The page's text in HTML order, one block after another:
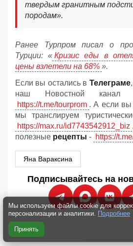
твердым гранитным
породам».
Ранее Турпром писал о
Турции: « Кризис еды в
цены взлетели на 68% ».
Если вы остались в Телеграме
наш Новостной
https://t.me/tourprom . А если
мы транслируем
https://max.ru/id7743542912_biz
полезные рецепты - https://
Яна Вараксина
Подписывайтесь на
Мы используем файлы cookie для
персонализации и аналитики. Подробнее
Принять